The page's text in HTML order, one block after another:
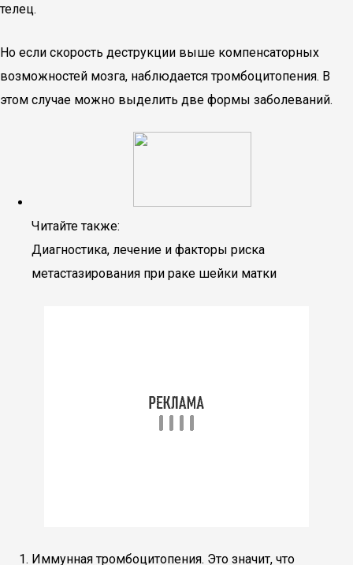
телец.
Но если скорость деструкции выше компенсаторных
возможностей мозга, наблюдается тромбоцитопения. В
этом случае можно выделить две формы заболеваний.
Читайте также:
Диагностика, лечение и факторы риска
метастазирования при раке шейки матки
Иммунная тромбоцитопения. Это значит, что